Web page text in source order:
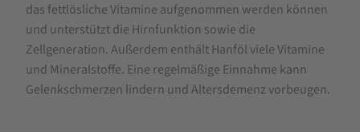
das fettlösliche Vitamine aufgenommen werden können
und unterstützt die Hirnfunktion sowie die
Zellgeneration. Außerdem enthält Hanföl viele Vitamine
und Mineralstoffe. Eine regelmäßige Einnahme kann
Gelenkschmerzen lindern und Altersdemenz vorbeugen.